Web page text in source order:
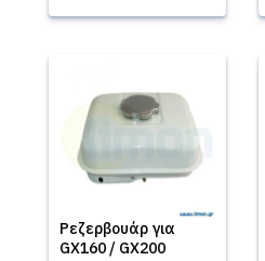
Ρεζερβουάρ για
GX160 / GX200